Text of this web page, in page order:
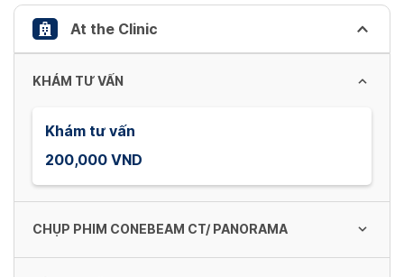
shortcuts
for
changing
dates.
At the Clinic
KHÁM TƯ VẤN
Khám tư vấn
200,000 VND
CHỤP PHIM CONEBEAM CT/ PANORAMA